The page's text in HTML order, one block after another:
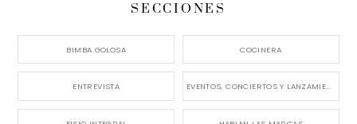
SECCIONES
BIMBA GOLOSA COCINERA
ENTREVISTA EVENTOS, CONCIERTOS Y LANZAMIENTOS